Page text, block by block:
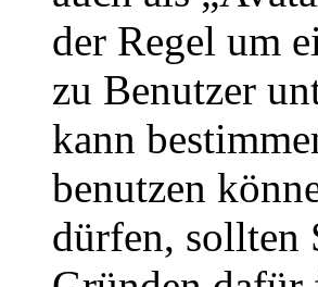
der Regel um
zu Benutzer
kann
benutzen
dürfen, sollten